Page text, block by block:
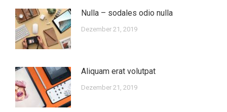
Nulla – sodales odio nulla
Dezember 21, 2019
Aliquam erat volutpat
Dezember 21, 2019